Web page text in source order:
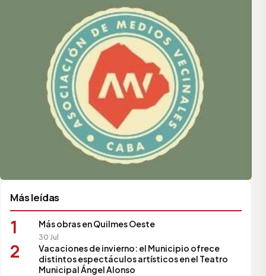
Más leídas
1 Más obras en Quilmes Oeste
30 Jul
2
Vacaciones de invierno: el Municipio ofrece
distintos espectáculos artísticos en el Teatro
Municipal Ángel Alonso